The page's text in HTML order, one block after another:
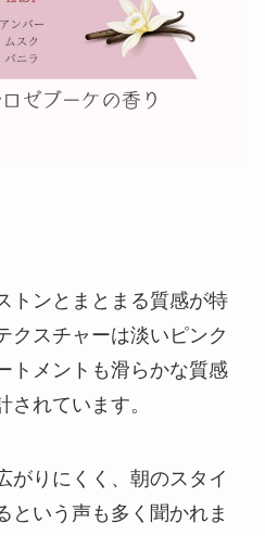
トンとまとまる質感が特
クスチャーは淡いピンク
トメントも滑らかな質感
されています。
がりにくく、朝のスタイ
という声も多く聞かれま